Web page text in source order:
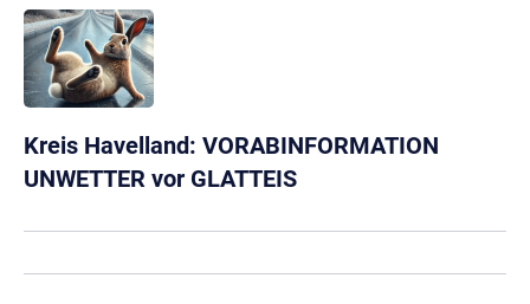
Kreis Havelland: VORABINFORMATION
UNWETTER vor GLATTEIS